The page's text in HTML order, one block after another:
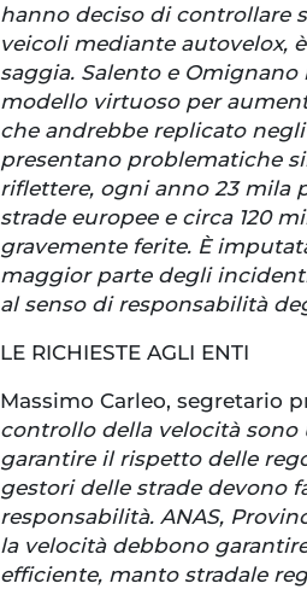
hanno deciso di controllare
veicoli mediante autovelox,
saggia. Salento e
modello virtuoso per
che andrebbe replicato
presentano problematiche
riflettere, ogni anno 23 mila
strade europee e circa 120
gravemente ferite. È
maggior parte degli
al senso di responsabilità
LE RICHIESTE AGLI ENTI
Massimo Carleo, segretario
controllo della velocità
garantire il rispetto delle
gestori delle strade devono
responsabilità. ANAS,
la velocità debbono
efficiente, manto stradale